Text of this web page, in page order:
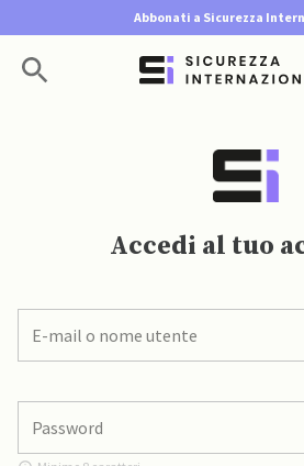
Abbonati a Sicurezza
Accedi al tuo